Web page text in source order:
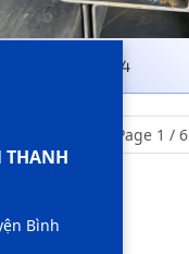
SẢN PHẨM A34
Page 1 / 6
THANH
Bình